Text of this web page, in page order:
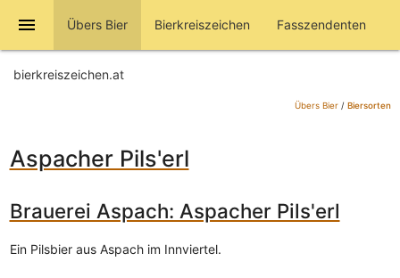
menu Übers Bier Bierkreiszeichen Fasszendenten
bierkreiszeichen.at
Übers Bier/ Biersorten
Aspacher Pils'erl
Brauerei Aspach: Aspacher Pils'erl
Ein Pilsbier aus Aspach im Innviertel.